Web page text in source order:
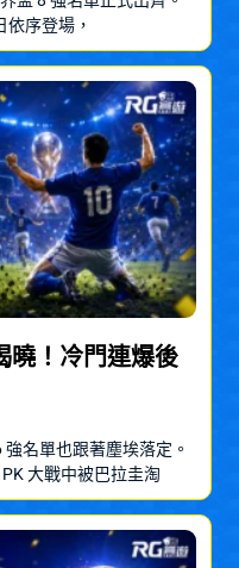
依序登場，
曉！冷門連爆後
名單也跟著塵埃落定。
大戰中被巴拉圭淘